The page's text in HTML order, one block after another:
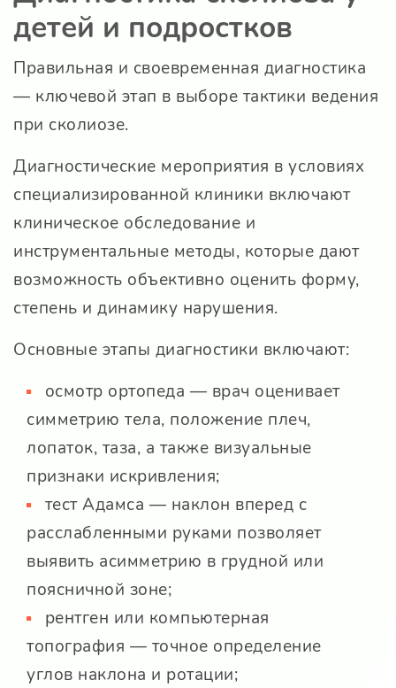
детей и подростков
Правильная и своевременная диагностика
— ключевой этап в выборе тактики ведения
при сколиозе.
Диагностические мероприятия в условиях
специализированной клиники включают
клиническое обследование и
инструментальные методы, которые дают
возможность объективно оценить форму,
степень и динамику нарушения.
Основные этапы диагностики включают:
осмотр ортопеда — врач оценивает
симметрию тела, положение плеч,
лопаток, таза, а также визуальные
признаки искривления;
тест Адамса — наклон вперед с
расслабленными руками позволяет
выявить асимметрию в грудной или
поясничной зоне;
рентген или компьютерная
топография — точное определение
углов наклона и ротации;